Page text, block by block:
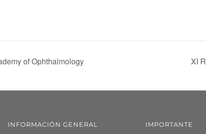
of Ophthalmology XI
INFORMACIÓN GENERAL IMPORTANTE